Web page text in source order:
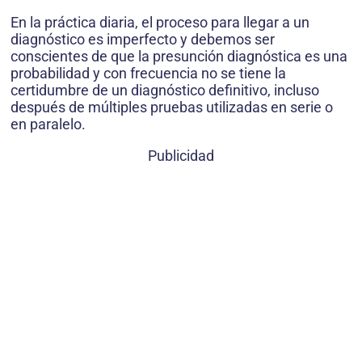
En la práctica diaria, el proceso para llegar a un
diagnóstico es imperfecto y debemos ser
conscientes de que la presunción diagnóstica es una
probabilidad y con frecuencia no se tiene la
certidumbre de un diagnóstico definitivo, incluso
después de múltiples pruebas utilizadas en serie o
en paralelo.
Publicidad